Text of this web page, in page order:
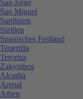
Sao Jorge
Sao Miguel
Sardinien
Sizilien
Spanisches Festland
Teneriffa
Terceira
Zakynthos
Alcudia
Arenal
Athen